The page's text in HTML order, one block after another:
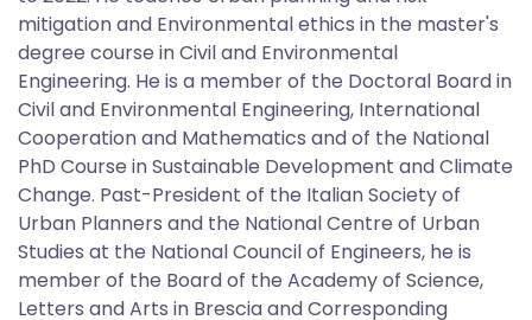
mitigation and Environmental ethics in the master's
degree course in Civil and Environmental
Engineering. He is a member of the Doctoral Board in
Civil and Environmental Engineering, International
Cooperation and Mathematics and of the National
PhD Course in Sustainable Development and Climate
Change. Past-President of the Italian Society of
Urban Planners and the National Centre of Urban
Studies at the National Council of Engineers, he is
member of the Board of the Academy of Science,
Letters and Arts in Brescia and Corresponding